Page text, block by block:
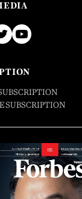
SUBSCRIPTION